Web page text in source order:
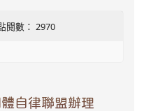
閱數： 2970
自律聯盟辦理